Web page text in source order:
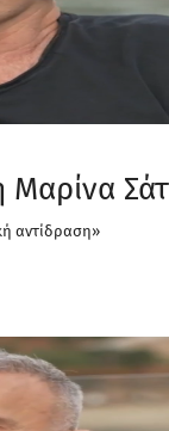
αντίδραση»